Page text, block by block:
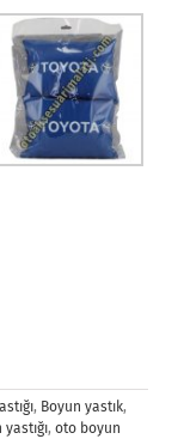
, Boyun yastık,
, oto boyun